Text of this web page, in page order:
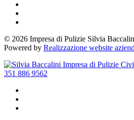
© 2026 Impresa di Pulizie Silvia
Powered by Realizzazione website
351 886 9562